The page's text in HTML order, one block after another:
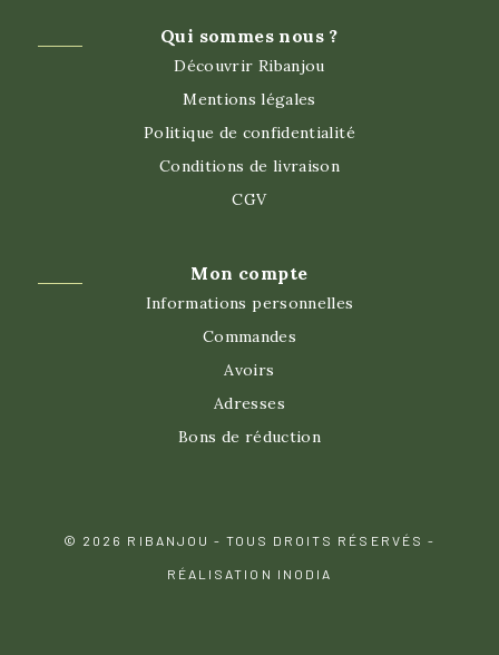
Qui sommes nous ?
Découvrir Ribanjou
Mentions légales
Politique de confidentialité
Conditions de livraison
CGV
Mon compte
Informations personnelles
Commandes
Avoirs
Adresses
Bons de réduction
© 2026 RIBANJOU - TOUS DROITS RÉSERVÉS -
RÉALISATION INODIA